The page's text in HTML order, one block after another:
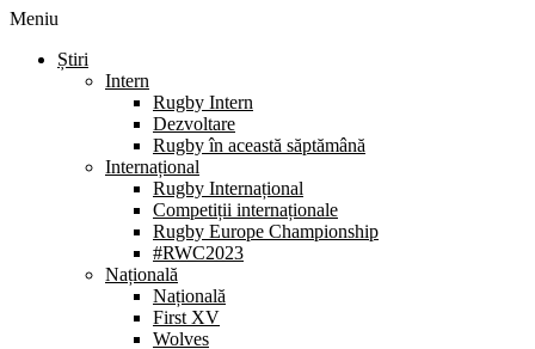
Meniu
Știri
Intern
Rugby Intern
Dezvoltare
Rugby în această săptămână
Internațional
Rugby Internațional
Competiții internaționale
Rugby Europe Championship
#RWC2023
Națională
Națională
First XV
Wolves